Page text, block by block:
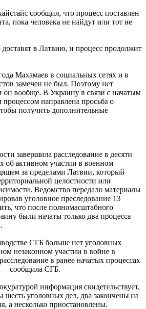
сообщил, что процесс поставлен
пока человека не найдут или тот не
доставят в Латвию, и процесс продолжит
Махамаев в социальных сетях и в
замечен не был. Поэтому нет
вообще. В Украину в связи с начатым
направлена просьба о
получить дополнительные
завершила расследование в десяти
об активном участии в военном
за пределами Латвии, который
целостности или
Ведомство передало материалы
уголовное преследование 13
что после полномасштабного
были начаты только два процесса
СГБ больше нет уголовных
незаконном участии в войне в
в ранее начатых процессах
— сообщила СГБ.
информация свидетельствует,
шесть уголовных дел, два закончены на
а несколько приостановлены.